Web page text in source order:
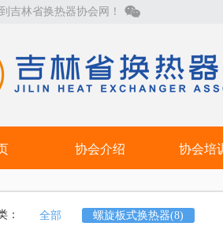
吉林省换热器协会网！ 
协会介绍 协会培
： 全部 螺旋板式换热器(8)